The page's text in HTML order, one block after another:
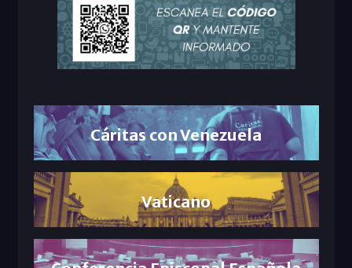
Cáritas con Venezuela
Vaticano